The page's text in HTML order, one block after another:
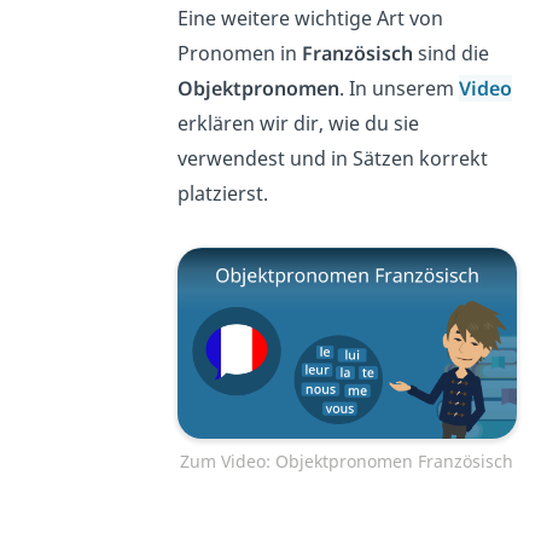
Eine weitere wichtige Art von
Pronomen in Französisch sind die
Objektpronomen. In unserem Video
erklären wir dir, wie du sie
verwendest und in Sätzen korrekt
platzierst.
Zum Video: Objektpronomen Französisch